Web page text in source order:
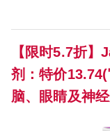
【限时5.7折
剂：特价
脑、眼睛及神